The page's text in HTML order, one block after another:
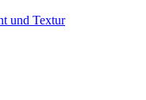
und Textur